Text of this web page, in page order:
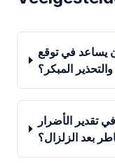
يساعد في توقع
المبكر؟
تقدير الأضرار
بعد الزلزال؟